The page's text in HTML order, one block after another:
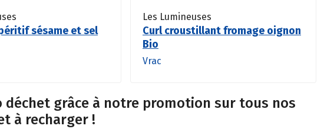
sésame et sel
Les Lumineuses
Curl croustillant fromage oignon
Bio
Vrac
déchet grâce à notre promotion sur tous nos
à recharger !